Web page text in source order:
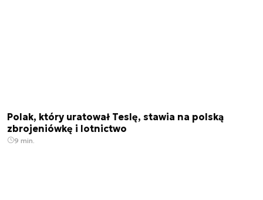
Polak, który uratował Teslę, stawia na polską
zbrojeniówkę i lotnictwo
9 min.